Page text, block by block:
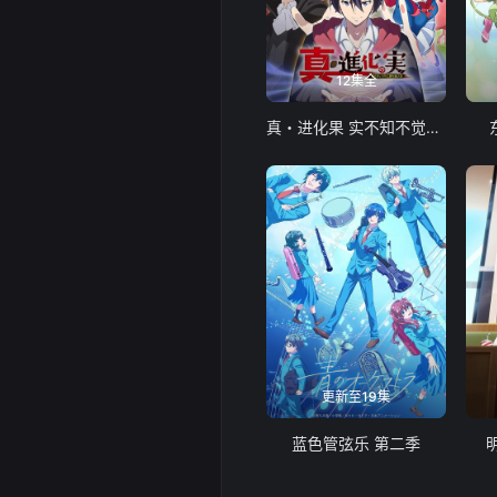
12集全
真・进化果 实不知不觉踏上胜利的人生
更新至19集
蓝色管弦乐 第二季